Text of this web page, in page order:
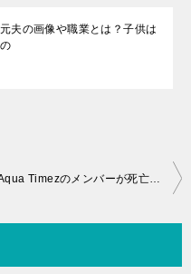
夫の画像や職業とは？子供は
Aqua Timezのメンバーが死亡したという噂の真相とは？解散理由とは何？